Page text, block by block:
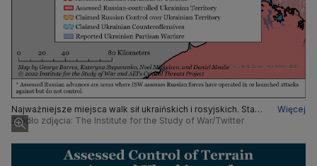
Najważniejsze miejsca walk sił ukraińskich i rosyjskich. Stan
na 25 września 2022 r.
Więcej
Źródło zdjęcia: The Institute for the Study of War/Twitter